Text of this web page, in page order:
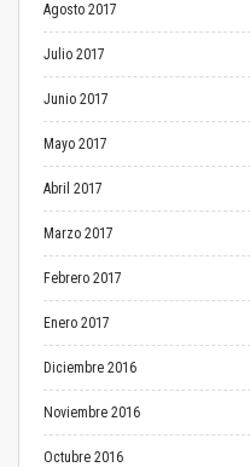
Agosto 2017
Julio 2017
Junio 2017
Mayo 2017
Abril 2017
Marzo 2017
Febrero 2017
Enero 2017
Diciembre 2016
Noviembre 2016
Octubre 2016